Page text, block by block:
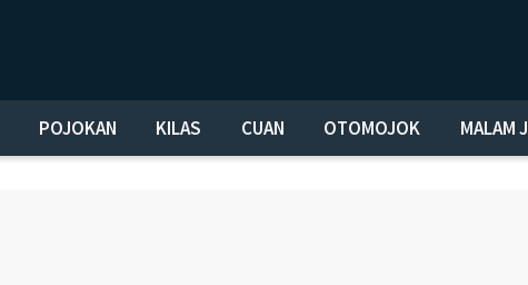
POJOKAN KILAS CUAN OTOMOJOK MALAM